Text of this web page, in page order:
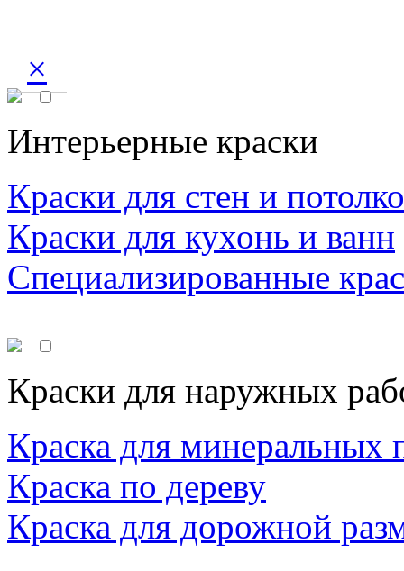
×
Интерьерные краски
Краски для стен и
Краски для кухонь и ванн
Специализированные
Краски для наружных
Краска для минеральных
Краска по дереву
Краска для дорожной